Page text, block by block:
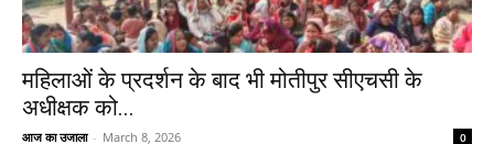
महिलाओं के प्रदर्शन के बाद भी मोतीपुर सीएचसी के
अधीक्षक को...
आज का उजाला - March 8, 2026 0